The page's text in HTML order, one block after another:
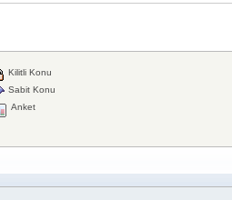
Kilitli Konu
Sabit Konu
Anket